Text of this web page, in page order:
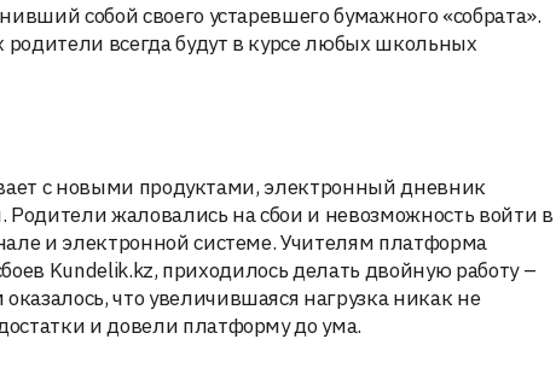
собой своего устаревшего бумажного «собрата».
всегда будут в курсе любых школьных
с новыми продуктами, электронный дневник
Родители жаловались на сбои и невозможность войти в
и электронной системе. Учителям платформа
Kundelik.kz, приходилось делать двойную работу –
что увеличившаяся нагрузка никак не
и довели платформу до ума.